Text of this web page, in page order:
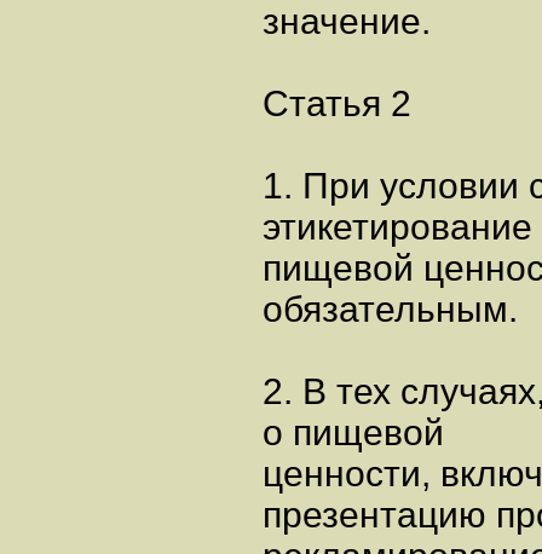
значение.
Статья 2
1. При условии
пищевой
обязательным.
2. В тех
о пищевой
ценности,
презентацию